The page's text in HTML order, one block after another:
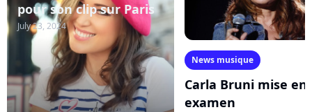
pour son clip sur Paris
July 23, 2024
News musique
Carla Bruni mise en
examen